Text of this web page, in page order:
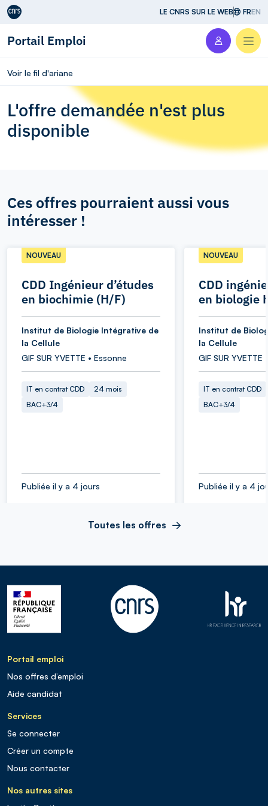
Aller au contenu LE CNRS SUR LE WEB FREN
Portail Emploi
Voir le fil d'ariane
L'offre demandée n'est plus
disponible
Ces offres pourraient aussi vous
intéresser !
CDD Ingénieur d’études
en biochimie (H/F)
NOUVEAU
Institut de Biologie Intégrative de
la Cellule
GIF SUR YVETTE • Essonne
IT en contrat CDD
24 mois
BAC+3/4
Publiée il y a 4 jours
CDD
en biologie
NOUVEAU
Institut de
la Cellule
GIF SUR YVETTE
IT en contrat CDD
BAC+3/4
Publiée il y a 4
Toutes les offres
Portail emploi
Nos offres d’emploi
Aide candidat
Services
Se connecter
Créer un compte
Nous contacter
Nos autres sites